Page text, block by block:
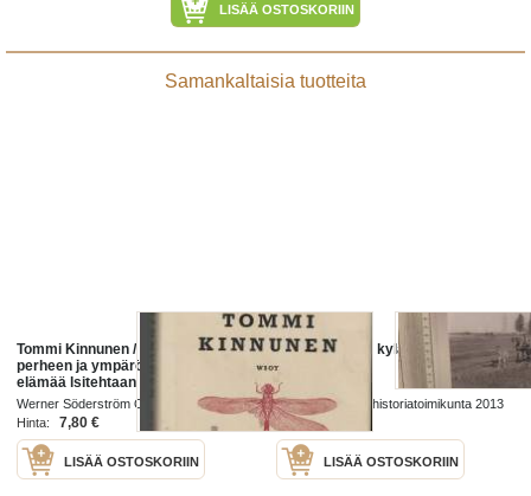
LISÄÄ OSTOSKORIIN
Samankaltaisia tuotteita
Tommi Kinnunen / Pintti. Tyynelän
perheen ja ympäröivän kylän
elämää lsitehtaan varjossa sodan
jälkeen. Kirjaan tehty lukuisia
haastatteluja kylän ihmisiltä
Werner Söderström Oy 2018
Hinta:
7,80 €
LISÄÄ OSTOSKORIIN
Ikkunaa Ikolan kylän historiaan
Ikolan kylän kylähistoriatoimikunta 2013
Hinta:
40,00 €
LISÄÄ OSTOSKORIIN